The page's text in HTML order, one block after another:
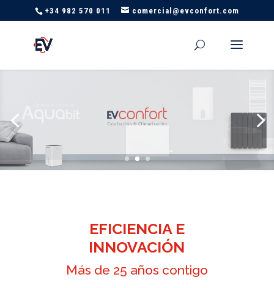
+34 982 570 011 comercial@evconfort.com
EFICIENCIA E
INNOVACIÓN
Más de 25 años contigo